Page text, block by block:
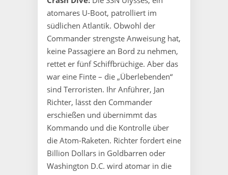
atomares U-Boot, patrolliert im
südlichen Atlantik. Obwohl der
Commander strengste Anweisung hat,
keine Passagiere an Bord zu nehmen,
rettet er fünf Schiffbrüchige. Aber das
war eine Finte – die „Überlebenden“
sind Terroristen. Ihr Anführer, Jan
Richter, lässt den Commander
erschießen und übernimmt das
Kommando und die Kontrolle über
die Atom-Raketen. Richter fordert eine
Billion Dollars in Goldbarren oder
Washington D.C. wird atomar in die